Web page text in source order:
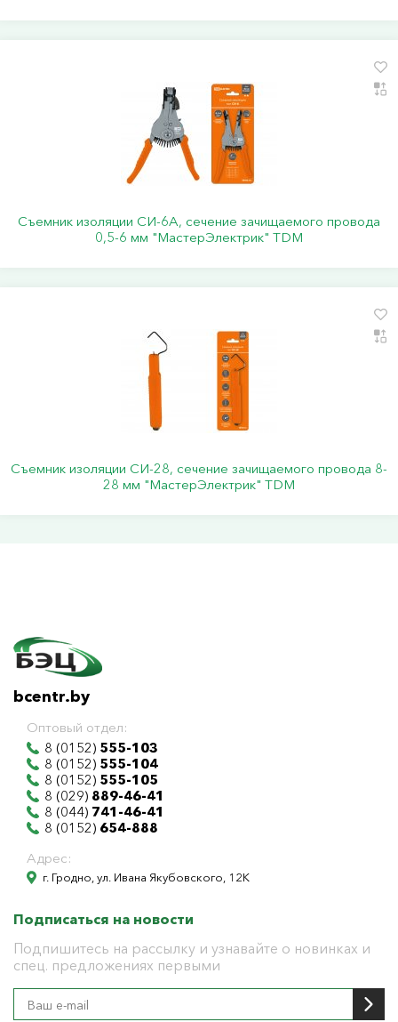
Съемник изоляции СИ-6А, сечение зачищаемого провода
0,5-6 мм "МастерЭлектрик" TDM
Съемник изоляции СИ-28, сечение зачищаемого провода 8-
28 мм "МастерЭлектрик" TDM
bcentr.by
Оптовый отдел:
8 (0152) 555-103
8 (0152) 555-104
8 (0152) 555-105
8 (029) 889-46-41
8 (044) 741-46-41
8 (0152) 654-888
Адрес:
г. Гродно, ул. Ивана Якубовского, 12К
Подписаться на новости
Подпишитесь на рассылку и узнавайте о новинках и
спец. предложениях первыми